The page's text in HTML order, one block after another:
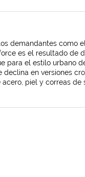
demandantes como
es el resultado de
para el estilo urbano
en versiones
piel y correas